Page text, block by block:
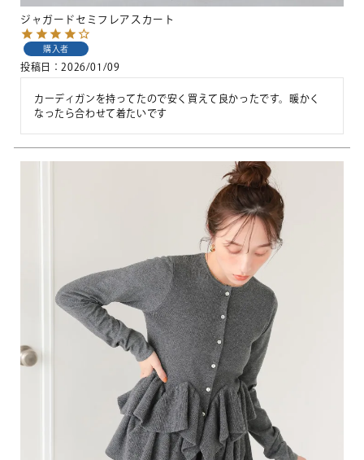
ジャガードセミフレアスカート
購入者
投稿日 2026/01/09
カーディガンを持ってたので安く買えて良かったです。暖かく
なったら合わせて着たいです